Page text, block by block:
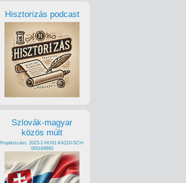
Hisztorizás podcast
Szlovák-magyar
közös múlt
Projektszám: 2023-2-HU01-KA210-SCH-
000169882